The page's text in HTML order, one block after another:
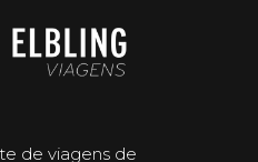
de viagens de